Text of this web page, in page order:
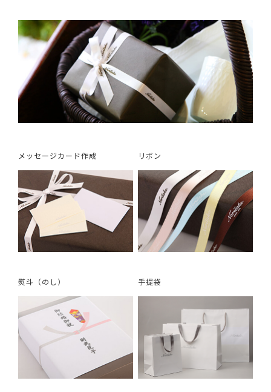
メッセージカード作成 リボン
熨斗（のし） 手提袋